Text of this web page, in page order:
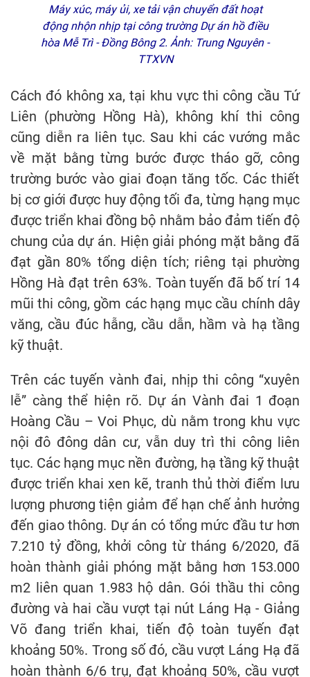
Máy xúc, máy ủi, xe tải vận chuyển đất hoạt
động nhộn nhịp tại công trường Dự án hồ điều
hòa Mễ Trì - Đồng Bông 2. Ảnh: Trung Nguyên -
TTXVN
Cách đó không xa, tại khu vực thi công cầu Tứ
Liên (phường Hồng Hà), không khí thi công
cũng diễn ra liên tục. Sau khi các vướng mắc
về mặt bằng từng bước được tháo gỡ, công
trường bước vào giai đoạn tăng tốc. Các thiết
bị cơ giới được huy động tối đa, từng hạng mục
được triển khai đồng bộ nhằm bảo đảm tiến độ
chung của dự án. Hiện giải phóng mặt bằng đã
đạt gần 80% tổng diện tích; riêng tại phường
Hồng Hà đạt trên 63%. Toàn tuyến đã bố trí 14
mũi thi công, gồm các hạng mục cầu chính dây
văng, cầu đúc hẫng, cầu dẫn, hầm và hạ tầng
kỹ thuật.
Trên các tuyến vành đai, nhịp thi công “xuyên
lễ” càng thể hiện rõ. Dự án Vành đai 1 đoạn
Hoàng Cầu – Voi Phục, dù nằm trong khu vực
nội đô đông dân cư, vẫn duy trì thi công liên
tục. Các hạng mục nền đường, hạ tầng kỹ thuật
được triển khai xen kẽ, tranh thủ thời điểm lưu
lượng phương tiện giảm để hạn chế ảnh hưởng
đến giao thông. Dự án có tổng mức đầu tư hơn
7.210 tỷ đồng, khởi công từ tháng 6/2020, đã
hoàn thành giải phóng mặt bằng hơn 153.000
m2 liên quan 1.983 hộ dân. Gói thầu thi công
đường và hai cầu vượt tại nút Láng Hạ - Giảng
Võ đang triển khai, tiến độ toàn tuyến đạt
khoảng 50%. Trong số đó, cầu vượt Láng Hạ đã
hoàn thành 6/6 trụ, đạt khoảng 50%, cầu vượt